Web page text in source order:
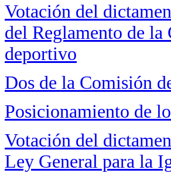
Votación del
del Reglamento de la
deportivo
Dos de la Comisión
Posicionamiento de
Votación del
Ley General para la